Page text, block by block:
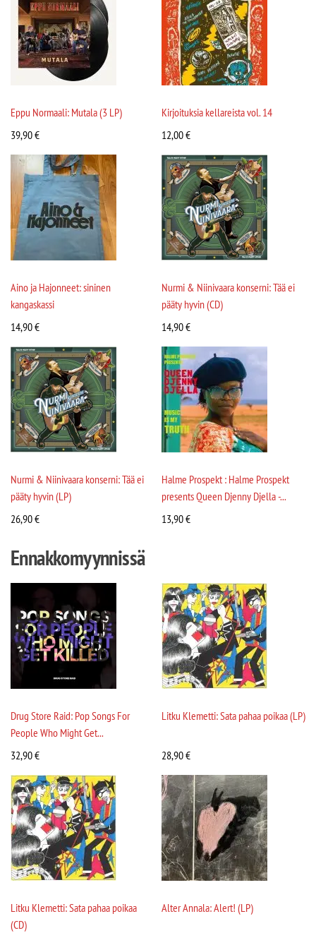
Eppu Normaali: Mutala (3 LP)
39,90€
Kirjoituksia kellareista vol. 14
12,00€
Aino ja Hajonneet: sininen
kangaskassi
14,90€
Nurmi & Niinivaara konserni: Tää ei
pääty hyvin (CD)
14,90€
Nurmi & Niinivaara konserni: Tää ei
pääty hyvin (LP)
26,90€
Halme Prospekt : Halme Prospekt
presents Queen Djenny Djella -...
13,90€
Ennakkomyynnissä
Drug Store Raid: Pop Songs For
People Who Might Get...
32,90€
Litku Klemetti: Sata pahaa poikaa (LP)
28,90€
Litku Klemetti: Sata pahaa poikaa
(CD)
Alter Annala: Alert! (LP)